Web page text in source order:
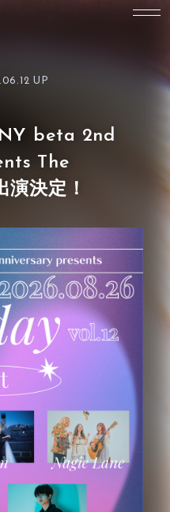
UP
beta 2nd
The
決定！